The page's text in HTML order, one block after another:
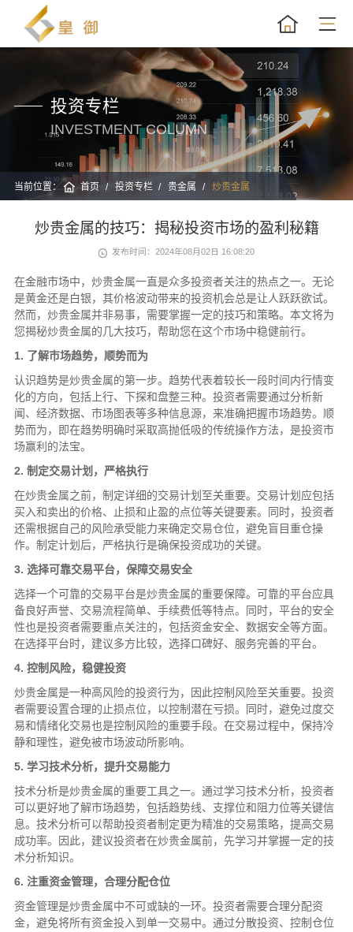
投资专栏
INVESTMENT COLUMN
当前位置： 首页 投资专栏 贵金属 炒贵金属
炒贵金属的技巧：揭秘投资市场的盈利秘籍
发布时间：2024年08月02日 16:08:20
在金融市场中，炒贵金属一直是众多投资者关注的热点之一。无论
是黄金还是白银，其价格波动带来的投资机会总是让人跃跃欲试。
然而，炒贵金属并非易事，需要掌握一定的技巧和策略。本文将为
您揭秘炒贵金属的几大技巧，帮助您在这个市场中稳健前行。
1. 了解市场趋势，顺势而为
认识趋势是炒贵金属的第一步。趋势代表着较长一段时间内行情变
化的方向，包括上行、下探和盘整三种。投资者需要通过分析新
闻、经济数据、市场图表等多种信息源，来准确把握市场趋势。顺
势而为，即在趋势明确时采取高抛低吸的传统操作方法，是投资市
场赢利的法宝。
2. 制定交易计划，严格执行
在炒贵金属之前，制定详细的交易计划至关重要。交易计划应包括
买入和卖出的价格、止损和止盈的点位等关键要素。同时，投资者
还需根据自己的风险承受能力来确定交易仓位，避免盲目重仓操
作。制定计划后，严格执行是确保投资成功的关键。
3. 选择可靠交易平台，保障交易安全
选择一个可靠的交易平台是炒贵金属的重要保障。可靠的平台应具
备良好声誉、交易流程简单、手续费低等特点。同时，平台的安全
性也是投资者需要重点关注的，包括资金安全、数据安全等方面。
在选择平台时，建议多方比较，选择口碑好、服务完善的平台。
4. 控制风险，稳健投资
炒贵金属是一种高风险的投资行为，因此控制风险至关重要。投资
者需要设置合理的止损点位，以控制潜在亏损。同时，避免过度交
易和情绪化交易也是控制风险的重要手段。在交易过程中，保持冷
静和理性，避免被市场波动所影响。
5. 学习技术分析，提升交易能力
技术分析是炒贵金属的重要工具之一。通过学习技术分析，投资者
可以更好地了解市场趋势，包括趋势线、支撑位和阻力位等关键信
息。技术分析可以帮助投资者制定更为精准的交易策略，提高交易
成功率。因此，建议投资者在炒贵金属前，先学习并掌握一定的技
术分析知识。
6. 注重资金管理，合理分配仓位
资金管理是炒贵金属中不可或缺的一环。投资者需要合理分配资
金，避免将所有资金投入到单一交易中。通过分散投资、控制仓位